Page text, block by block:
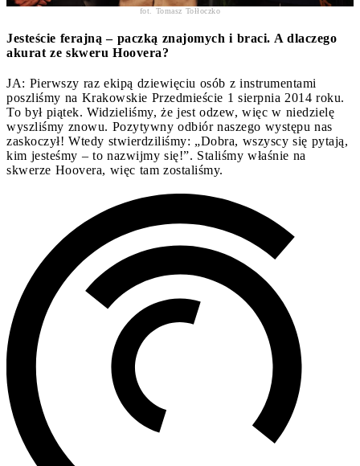
fot. Tomasz Tołłoczko
Jesteście ferajną – paczką znajomych i braci. A dlaczego
akurat ze skweru Hoovera?
JA: Pierwszy raz ekipą dziewięciu osób z instrumentami
poszliśmy na Krakowskie Przedmieście 1 sierpnia 2014 roku.
To był piątek. Widzieliśmy, że jest odzew, więc w niedzielę
wyszliśmy znowu. Pozytywny odbiór naszego występu nas
zaskoczył! Wtedy stwierdziliśmy: „Dobra, wszyscy się pytają,
kim jesteśmy – to nazwijmy się!”. Staliśmy właśnie na
skwerze Hoovera, więc tam zostaliśmy.